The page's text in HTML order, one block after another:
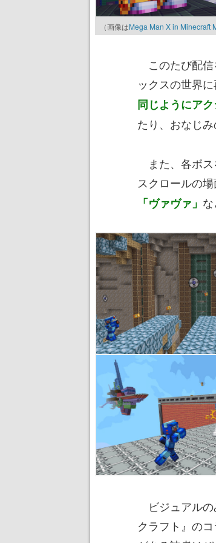
（画像はMega Man X in Minecraft
このたび配信
ックスの世界
同じようにア
たり、おなじみ
また、各ボス
スクロールの
「ヴァヴァ」
ビジュアルの
クラフト』の